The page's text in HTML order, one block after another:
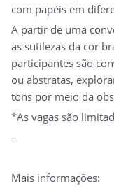
com papéis em
A partir de uma
as sutilezas da cor
participantes são
ou abstratas,
tons por meio da
*As vagas são
–
Mais informações: